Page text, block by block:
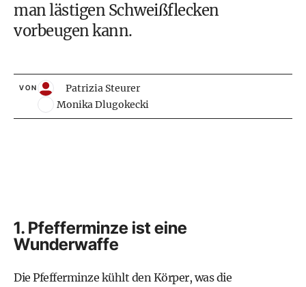
man lästigen Schweißflecken
vorbeugen kann.
VON
Patrizia Steurer
Monika Dlugokecki
1. Pfefferminze ist eine
Wunderwaffe
Die Pfefferminze kühlt den Körper, was die